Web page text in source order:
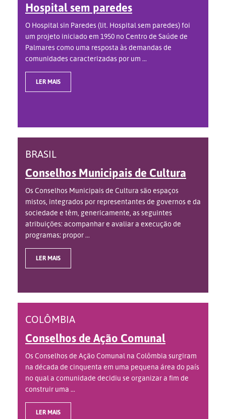
Hospital sem paredes
O Hospital sin Paredes (lit. Hospital sem paredes) foi
um projeto iniciado em 1950 no Centro de Saúde de
Palmares como uma resposta às demandas de
comunidades caracterizadas por um ...
LER MAIS
BRASIL
Conselhos Municipais de Cultura
Os Conselhos Municipais de Cultura são espaços
mistos, integrados por representantes de governos e da
sociedade e têm, genericamente, as seguintes
atribuições: acompanhar e avaliar a execução de
programas; propor ...
LER MAIS
COLÔMBIA
Conselhos de Ação Comunal
Os Conselhos de Ação Comunal na Colômbia surgiram
na década de cinquenta em uma pequena área do país
no qual a comunidade decidiu se organizar a fim de
construir uma ...
LER MAIS